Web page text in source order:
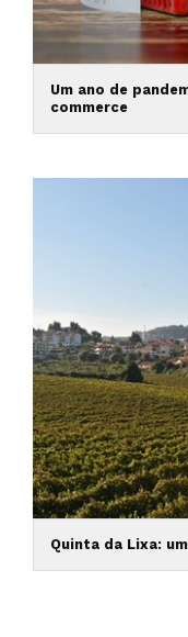
Um ano de
commerce
Quinta da Lixa: